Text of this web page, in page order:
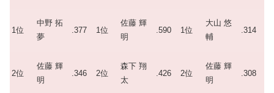
1位
中野 拓
夢
.377 1位
佐藤 輝
明
.590 1位
大山 悠
輔
.314
2位
佐藤 輝
明
.346 2位
森下 翔
太
.426 2位
佐藤 輝
明
.308